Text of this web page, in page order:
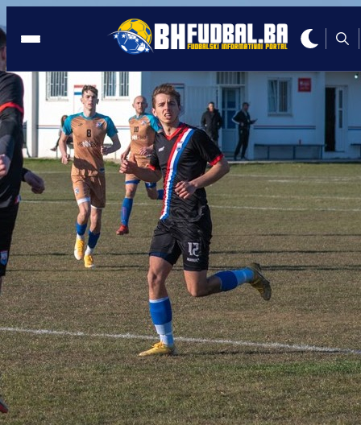
MOSTAR
16:33, 11.02.2026
Trener HNK Višići trči Mostarski
polumaraton za djecu: Kilometri
pretvoreni u pomoć Udruzi Down
sindrom Mostar
Autor:
Redakcija
16:33, 11.02.2026